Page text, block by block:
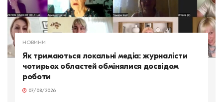
НОВИНИ
Як тримаються локальні медіа: журналісти
чотирьох областей обмінялися досвідом
роботи
07/08/2026